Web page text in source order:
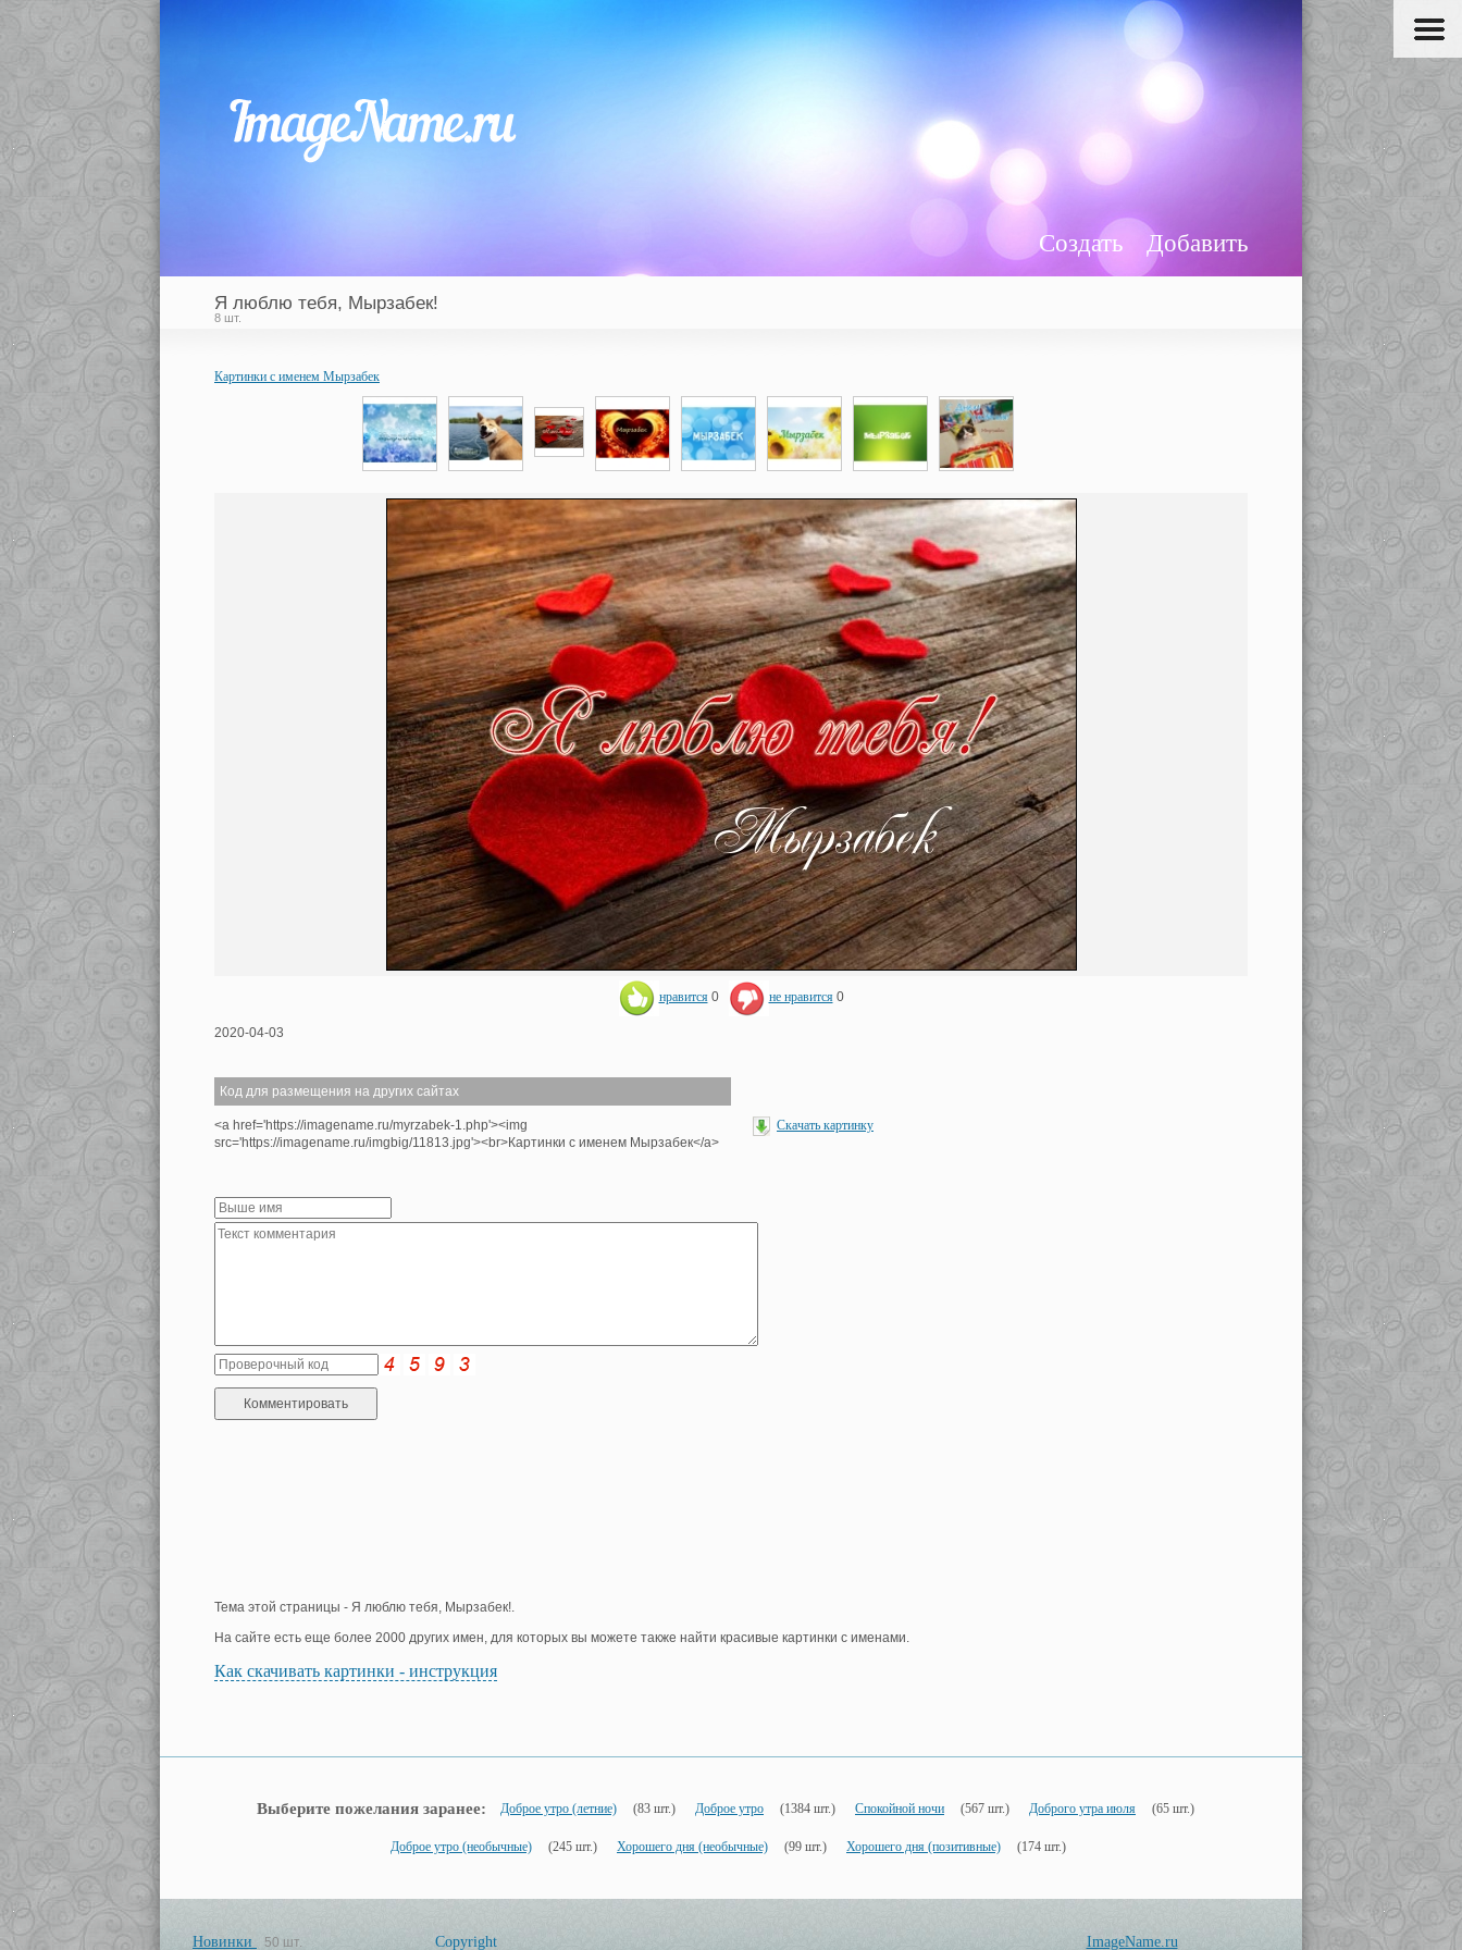
Добавить
Создать
Я люблю тебя, Мырзабек!
8 шт.
Картинки с именем Мырзабек
нравится 0 не нравится 0
2020-04-03
Код для размещения на других сайтах
<a href='https://imagename.ru/myrzabek-1.php'><img
src='https://imagename.ru/imgbig/11813.jpg'><br>Картинки с именем Мырзабек</a>
Скачать картинку
Тема этой страницы - Я люблю тебя, Мырзабек!.
На сайте есть еще более 2000 других имен, для которых вы можете также найти красивые картинки с именами.
Как скачивать картинки - инструкция
Выберите пожелания заранее: Доброе утро (летние) (83 шт.) Доброе утро (1384 шт.) Спокойной ночи (567 шт.) Доброго утра июля (65 шт.)
Доброе утро (необычные) (245 шт.) Хорошего дня (необычные) (99 шт.) Хорошего дня (позитивные) (174 шт.)
Новинки 50 шт. Copyright ImageName.ru